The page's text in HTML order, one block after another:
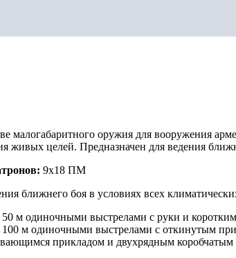
малогабаритного оружия для вооружения
живых целей. Предназначен для ведения
9х18 ПМ
ближнего боя в условиях всех
м одиночными выстрелами с руки и
100 м одиночными выстрелами с откинутым
прикладом и двухрядным коробчатым